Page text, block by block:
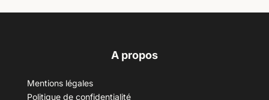
A propos
Mentions légales
Politique de confidentialité